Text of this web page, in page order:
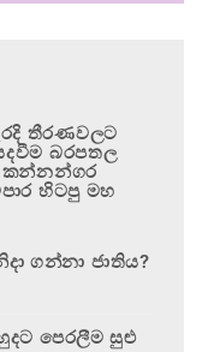
තීරණවලට
බරපතල
කන්නන්ගර
හිටපු මහ
ගන්නා ජාතිය?
පෙරලීම සුළු